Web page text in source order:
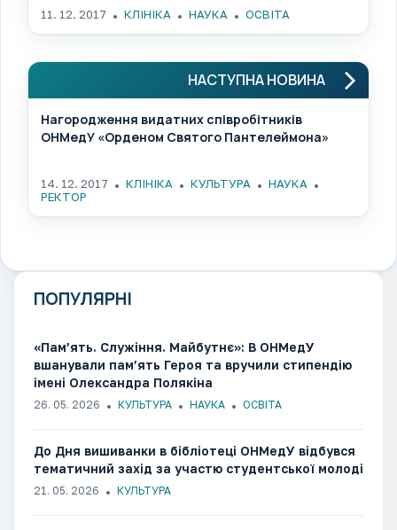
11. 12. 2017 КЛІНІКА НАУКА ОСВІТА
НАСТУПНА НОВИНА
Нагородження видатних співробітників
ОНМедУ «Орденом Святого Пантелеймона»
14. 12. 2017 КЛІНІКА КУЛЬТУРА
НАУКА
РЕКТОР
ПОПУЛЯРНІ
«Пам’ять. Служіння. Майбутнє»: В ОНМедУ
вшанували пам’ять Героя та вручили стипендію
імені Олександра Полякіна
26. 05. 2026 КУЛЬТУРА НАУКА ОСВІТА
До Дня вишиванки в бібліотеці ОНМедУ відбувся
тематичний захід за участю студентської молоді
21. 05. 2026 КУЛЬТУРА